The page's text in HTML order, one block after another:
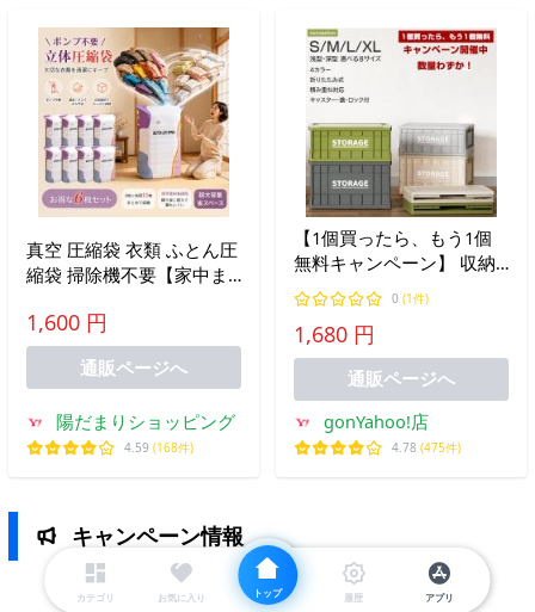
真空 圧縮袋 衣類 ふとん圧
縮袋 掃除機不要【家中ま
プ不要立体圧縮袋 立体パ
ック キューブ真空バッグ
布団収納 大容量 カビ ダニ
1,600 円
通販ページへ
陽だまりショッピング
4.59 (168件)
【1個買ったら、もう1個
無料キャンペーン】 収納
ボックス 収納ケース 折り
たたみ 衣装収納 押し入れ
クロゼット S L XL アウト
ドア 収納 フタ キャスター
0 (1件)
1,680 円
通販ページへ
gonYahoo!店
4.78 (475件)
キャンペーン情報
カテゴリ お気に入り トップ 履歴 アプリ